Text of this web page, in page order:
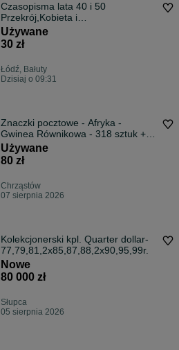
Czasopisma lata 40 i 50
Przekrój,Kobieta i
życie,Przyjaciółka,Panorama
Używane
30 zł
Łódź, Bałuty
Dzisiaj o 09:31
Znaczki pocztowe - Afryka -
Gwinea Równikowa - 318 sztuk +
klaser.
Używane
80 zł
Chrząstów
07 sierpnia 2026
Kolekcjonerski kpl. Quarter dollar-
77,79,81,2x85,87,88,2x90,95,99r.
Nowe
80 000 zł
Słupca
05 sierpnia 2026